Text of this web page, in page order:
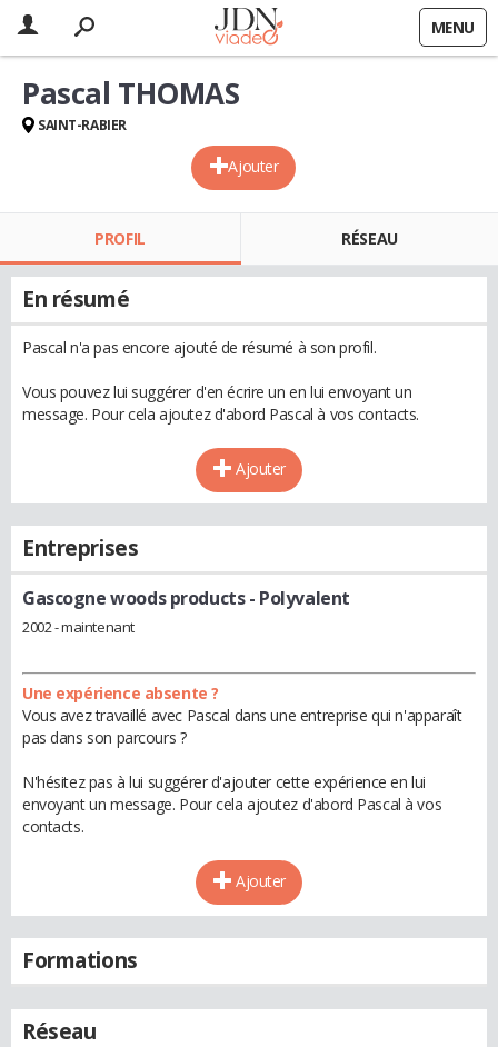
MENU
Ajouter
Pascal THOMAS
SAINT-RABIER
PROFIL RÉSEAU
En résumé
Pascal n'a pas encore ajouté de résumé à son profil.
Vous pouvez lui suggérer d'en écrire un en lui envoyant un
message. Pour cela ajoutez d'abord Pascal à vos contacts.
Ajouter
Entreprises
Gascogne woods products- Polyvalent
2002 - maintenant
Une expérience absente ?
Vous avez travaillé avec Pascal dans une entreprise qui n'apparaît
pas dans son parcours ?
N'hésitez pas à lui suggérer d'ajouter cette expérience en lui
envoyant un message. Pour cela ajoutez d'abord Pascal à vos
contacts.
Ajouter
Formations
Réseau